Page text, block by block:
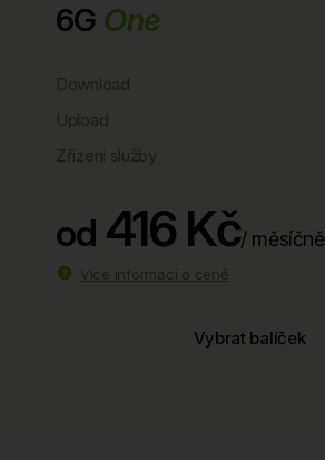
6G One
od 416 Kč/ měsíčně
Vybrat balíček